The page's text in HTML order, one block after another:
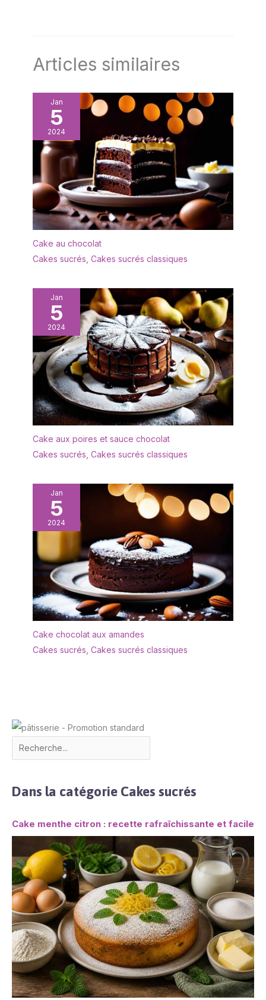
Articles similaires
Jan
5
2024
Cake au chocolat
Cakes sucrés Cakes sucrés classiques
Jan
5
2024
Cake aux poires et sauce chocolat
Cakes sucrés Cakes sucrés classiques
Jan
5
2024
Cake chocolat aux amandes
Cakes sucrés Cakes sucrés classiques
Dans la catégorie Cakes sucrés
Cake menthe citron : recette rafraîchissante et facile